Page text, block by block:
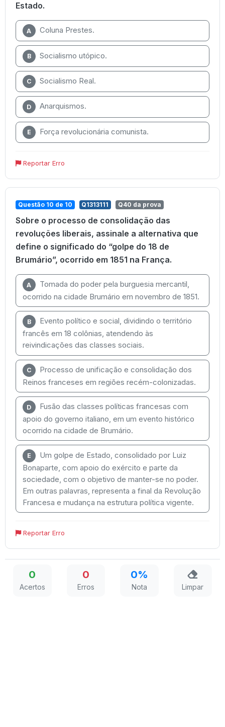
Estado.
A Coluna Prestes.
B Socialismo utópico.
C Socialismo Real.
D Anarquismos.
E Força revolucionária comunista.
Reportar Erro
Questão 10 de 10 Q1313111 Q40 da prova
Sobre o processo de consolidação das
revoluções liberais, assinale a alternativa que
define o significado do “golpe do 18 de
Brumário”, ocorrido em 1851 na França.
A
Tomada do poder pela burguesia mercantil,
ocorrido na cidade Brumário em novembro de 1851.
B
Evento político e social, dividindo o território
francês em 18 colônias, atendendo às
reivindicações das classes sociais.
C
Processo de unificação e consolidação dos
Reinos franceses em regiões recém-colonizadas.
D
Fusão das classes políticas francesas com
apoio do governo italiano, em um evento histórico
ocorrido na cidade de Brumário.
E
Um golpe de Estado, consolidado por Luiz
Bonaparte, com apoio do exército e parte da
sociedade, com o objetivo de manter-se no poder.
Em outras palavras, representa a final da Revolução
Francesa e mudança na estrutura política vigente.
Reportar Erro
0
Acertos
0
Erros
0%
Nota Limpar